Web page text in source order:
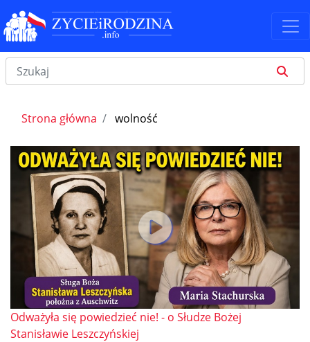
Strona główna wolność
Odważyła się powiedzieć nie! - o Słudze Bożej
Stanisławie Leszczyńskiej